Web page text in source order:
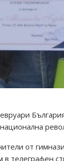
национална
от
телеграфен